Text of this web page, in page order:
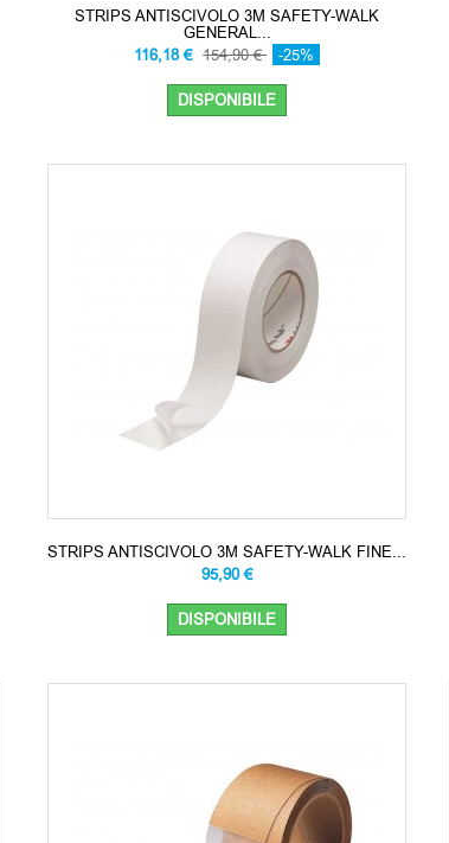
STRIPS ANTISCIVOLO 3M SAFETY-WALK
GENERAL...
116,18 € 154,90 € -25%
DISPONIBILE
STRIPS ANTISCIVOLO 3M SAFETY-WALK FINE...
95,90 €
DISPONIBILE